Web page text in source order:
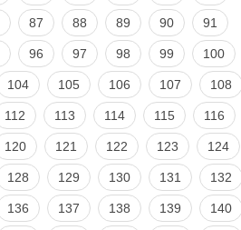
87 88 89 90 91
96 97 98 99 100
104 105 106 107 108
112 113 114 115 116
120 121 122 123 124
128 129 130 131 132
136 137 138 139 140